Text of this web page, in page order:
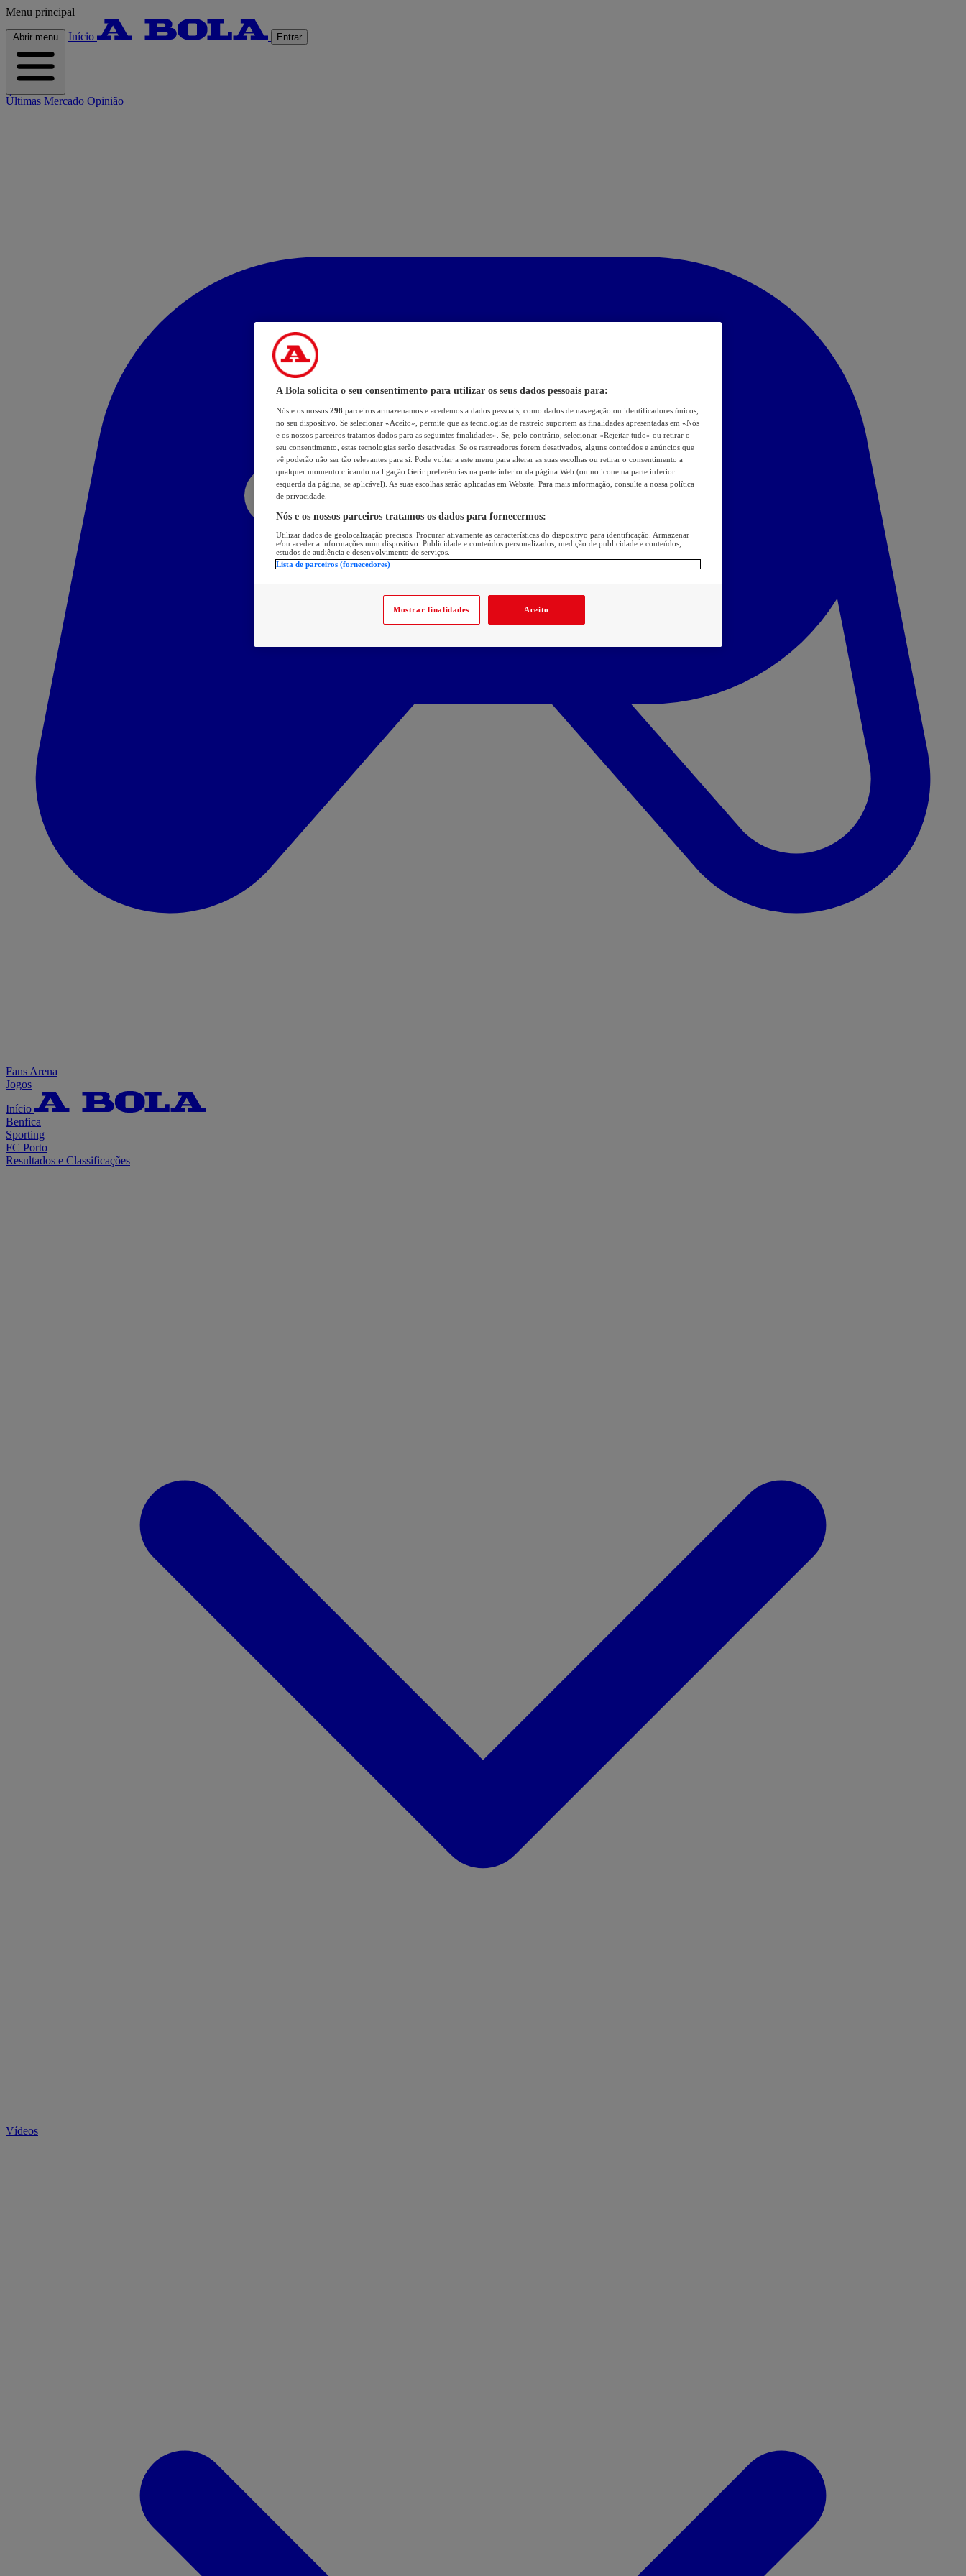
Menu principal
Abrir menu Início Entrar
Últimas Mercado Opinião
Fans Arena
Jogos
Início
Benfica
Sporting
FC Porto
Resultados e Classificações
Vídeos
A Bola solicita o seu consentimento para utilizar os seus dados pessoais para:
Nós e os nossos 298 parceiros armazenamos e acedemos a dados pessoais, como dados de navegação ou identificadores únicos,
no seu dispositivo. Se selecionar «Aceito», permite que as tecnologias de rastreio suportem as finalidades apresentadas em «Nós
e os nossos parceiros tratamos dados para as seguintes finalidades». Se, pelo contrário, selecionar «Rejeitar tudo» ou retirar o
seu consentimento, estas tecnologias serão desativadas. Se os rastreadores forem desativados, alguns conteúdos e anúncios que
vê poderão não ser tão relevantes para si. Pode voltar a este menu para alterar as suas escolhas ou retirar o consentimento a
qualquer momento clicando na ligação Gerir preferências na parte inferior da página Web (ou no ícone na parte inferior
esquerda da página, se aplicável). As suas escolhas serão aplicadas em Website. Para mais informação, consulte a nossa política
de privacidade.
Nós e os nossos parceiros tratamos os dados para fornecermos:
Utilizar dados de geolocalização precisos. Procurar ativamente as características do dispositivo para identificação. Armazenar
e/ou aceder a informações num dispositivo. Publicidade e conteúdos personalizados, medição de publicidade e conteúdos,
estudos de audiência e desenvolvimento de serviços.
Lista de parceiros (fornecedores)
Mostrar finalidades Aceito